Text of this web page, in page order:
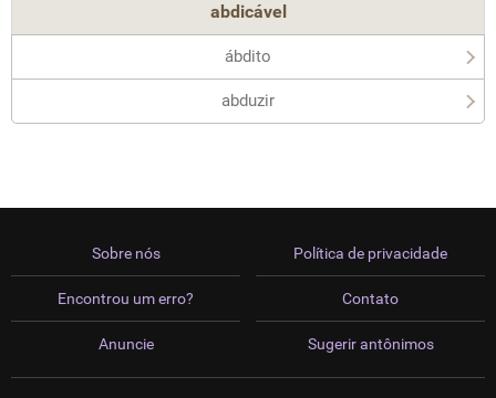
abdicável
ábdito
abduzir
Sobre nós
Encontrou um erro?
Anuncie
Política de privacidade
Contato
Sugerir antônimos